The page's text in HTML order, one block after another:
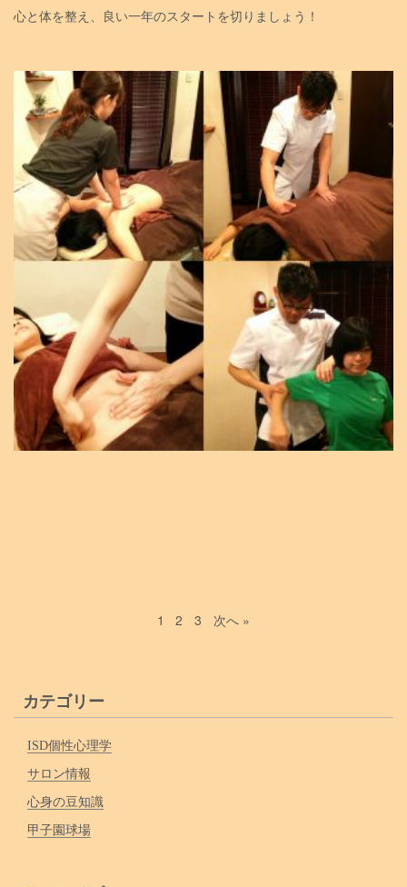
心と体を整え、良い一年のスタートを切りましょう！
1 2 3 次へ »
カテゴリー
ISD個性心理学
サロン情報
心身の豆知識
甲子園球場